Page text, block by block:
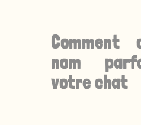
Comment
nom
votre chat